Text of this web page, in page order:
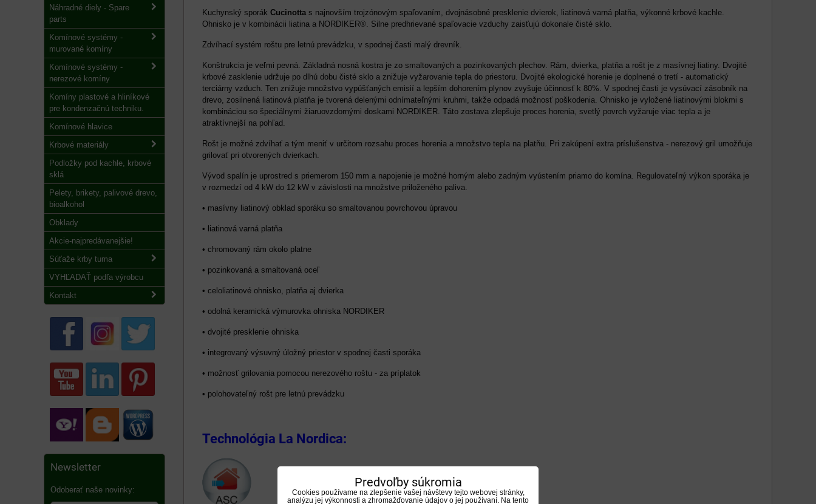
Kuchynský sporák Cucinotta s najnovším trojzónovým spaľovaním, dvojnásobné presklenie dvierok, liatinová varná platňa, výkonné krbové kachle.
Ohnisko je v kombinácii liatina a NORDIKER®. Silne predhrievané spaľovacie vzduchy zaisťujú dokonale čisté sklo.
Zdvíhací systém roštu pre letnú prevádzku, v spodnej časti malý drevník.
Konštrukcia je veľmi pevná. Základná nosná kostra je zo smaltovaných a pozinkovaných plechov. Rám, dvierka, platňa a rošt je z masívnej liatiny. Dvojité
krbové zasklenie udržuje po dlhú dobu čisté sklo a znižuje vyžarovanie tepla do priestoru. Dvojité ekologické horenie je doplnené o tretí - automatický
terciárny vzduch. Ten znižuje množstvo vypúšťaných emisií a lepším dohorením plynov zvyšuje účinnosť k 80%. V spodnej časti je vysúvací zásobník na
drevo, zosilnená liatinová platňa je tvorená delenými odnímateľnými kruhmi, takže odpadá možnosť poškodenia. Ohnisko je vyložené liatinovými blokmi s
kombináciou so špeciálnymi žiaruovzdornými doskami NORDIKER. Táto zostava zlepšuje proces horenia, svetlý povrch vyžaruje viac tepla a je
atraktívnejší na pohľad.
Rošt je možné zdvíhať a tým meniť v určitom rozsahu proces horenia a množstvo tepla na platňu. Pri zakúpení extra príslušenstva - nerezový gril umožňuje
grilovať pri otvorených dvierkach.
Vývod spalín je uprostred s priemerom 150 mm a napojenie je možné horným alebo zadným vyústením priamo do komína. Regulovateľný výkon sporáka je
v rozmedzí od 4 kW do 12 kW v závislosti na množstve priloženého paliva.
• masívny liatinový obklad sporáku so smaltovanou povrchovou úpravou
• liatinová varná platňa
• chromovaný rám okolo platne
• pozinkovaná a smaltovaná oceľ
• celoliatinové ohnisko, platňa aj dvierka
• odolná keramická výmurovka ohniska NORDIKER
• dvojité presklenie ohniska
• integrovaný výsuvný úložný priestor v spodnej časti sporáka
• možnosť grilovania pomocou nerezového roštu - za príplatok
• polohovateľný rošt pre letnú prevádzku
Technológia La Nordica:
Náhradné diely - Spare
parts
Komínové systémy -
murované komíny
Komínové systémy -
nerezové komíny
Komíny plastové a hliníkové
pre kondenzačnú techniku.
Komínové hlavice
Krbové materiály
Podložky pod kachle, krbové
sklá
Pelety, brikety, palivové drevo,
bioalkohol
Obklady
Akcie-najpredávanejšie!
Súťaže krby tuma
VYHĽADAŤ podľa výrobcu
Kontakt
Newsletter
Odoberať naše novinky:
Predvoľby súkromia
Cookies používame na zlepšenie vašej návštevy tejto webovej stránky,
analýzu jej výkonnosti a zhromažďovanie údajov o jej používaní. Na tento